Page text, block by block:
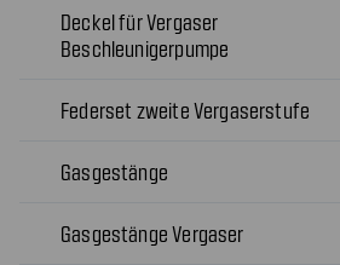
Deckel für Vergaser
Beschleunigerpumpe
Federset zweite Vergaserstufe
Gasgestänge
Gasgestänge Vergaser